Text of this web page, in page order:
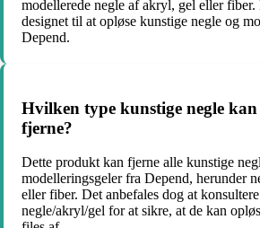
modellerede negle af akryl, gel eller fiber.
designet til at opløse kunstige negle og
Depend.
Hvilken type kunstige negle
fjerne?
Dette produkt kan fjerne alle kunstige
modelleringsgeler fra Depend, herunder
eller fiber. Det anbefales dog at
negle/akryl/gel for at sikre, at de kan